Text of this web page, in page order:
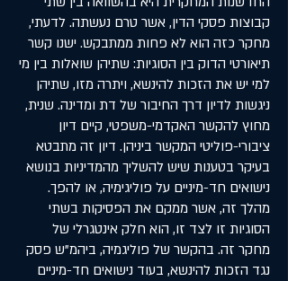
קבוצות פסקי הדין, אשר טרם נעשתה. לדעתי,
מחקר כזה הוא לא פחות ממתבקש. ישנו קשר
תיאורטי הדוק בין הסוגיות: שתיהן שואלות בין מי
למי יש את הזכות להינשא, ויתרה מזו, שתיהן
ניגשות לדיון דרך החיבור של דת ומדינה. שנית,
מחוץ להקשר האקדמי-משפטי, קיים דיון
ציבורי-פוליטי המקשר ביניהן. דיון זה מתבטא
בעיקר בטענות שיש להשליך מהמדיניות בנושא
נישואים חד-מיניים על פוליגימיה, או להפך.
מהלך זה, אשר ממקם את הפסיקות בשתי
הסוגיות זו לצד זו, הוא חלק אינטגרלי של
מחקר זה. בהקשר של פוליגמיה, ביהמ"ש פסק
נגד הזכות להינשא, בעוד נישואים חד-מיניים